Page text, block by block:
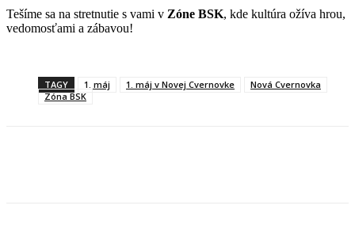
Tešíme sa na stretnutie s vami v Zóne BSK, kde kultúra ožíva hrou,
vedomosťami a zábavou!
TAGY 1. máj 1. máj v Novej Cvernovke
Nová Cvernovka
Zóna BSK